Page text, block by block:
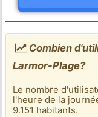
Combien
Larmor-Plage?
Le nombre
l'heure de la
9.151 habitants.